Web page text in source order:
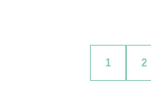
1 2